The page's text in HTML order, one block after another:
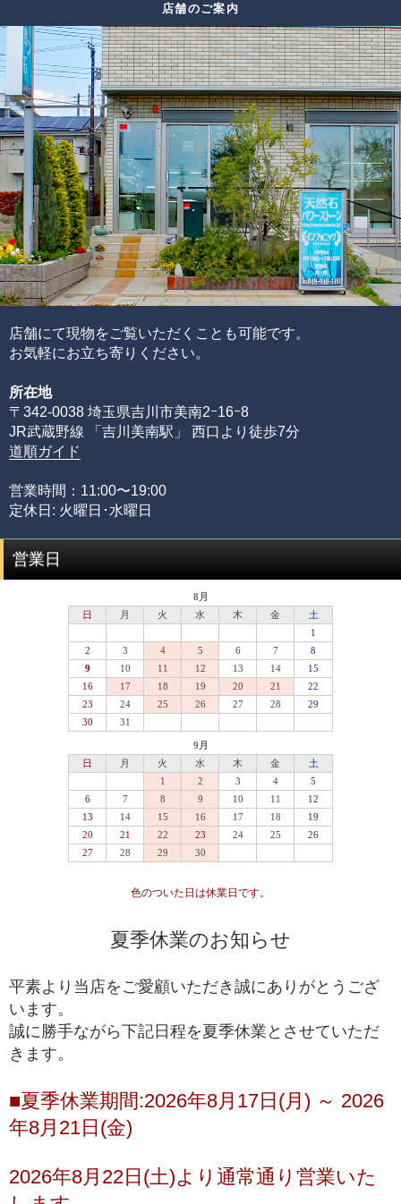
スも限られてしまうため、替えのビーズをご用意できない
場合がございます。
その場合は、ありのままの美しさをご紹介しております。
ルチル
色味
太さ
輝き方
入り方
水晶
色味
透明度
この他にも細かい評価ポイントはございますが、大きく分
けて6つの評価ポイントを基に、各要素の水準が決まり、そ
れらを合算することで品質を見極めています。
ブレスレットの品質階級は、ブレスレットを構成している
各ビーズの品質水準の高さと品質水準のムラで決まりま
す。
通常、半貴石には上記のような基準を基にした品質管理を
することが出来ません。
めには、それぞれの石の一番下から一番上までの全ての品
質を網羅する必要があるからです。
限られた品質の知識のみでは、正確な品質評価をすること
が出来ません。
専門店としてルチルクォーツに情熱を注ぎ、ありとあらゆ
る加工工場に足を運び、積み重ねてきた品質知識があるか
す。
セミプレミアムをベースに可能な限りビーズを入れ
替えていき、各ビーズの品質ムラを無した、最も完
成度(統一感)の高い傑作ブレスレット
セミプレミアム
最高品質をベースにビーズを入れ替えていき、各ビ
ーズの品質水準が最も高いプレミアムビーズのみで
組み上げた、完成度(統一感)の高いブレスレット
専門工場で3％程度しか組み上げることができない、
入手が極めて難しいブレスレット
一般に流通していないライン
国内でトップクオリティ *1として販売されているライ
きるブレスレット
入門モデル
ルチルクォーツが初めての方や、低価格でも品質の
※上記の階級は、主に産出量の最も多いゴールドルチルクォーツを対象に適
用している基準となります。ビーズへの加工が少ない希少な色味の種類にお
チルクォーツと同じ基準値で品質を測ることが難しく、高品質以上の品質階
級を基本的に定めておりません。
店舗のご案内
店舗にて現物をご覧いただくことも可能です。
お気軽にお立ち寄りください。
所在地
〒342-0038 埼玉県吉川市美南2ｰ16ｰ8
JR武蔵野線 「吉川美南駅」 西口より徒歩7分
道順ガイド
営業時間：11:00〜19:00
定休日: 火曜日･水曜日
営業日
色のついた日は休業日です。
夏季休業のお知らせ
平素より当店をご愛顧いただき誠にありがとうござ
います。
誠に勝手ながら下記日程を夏季休業とさせていただ
きます。
■夏季休業期間:2026年8月17日(月) ～ 2026
年8月21日(金)
2026年8月22日(土)より通常通り営業いた